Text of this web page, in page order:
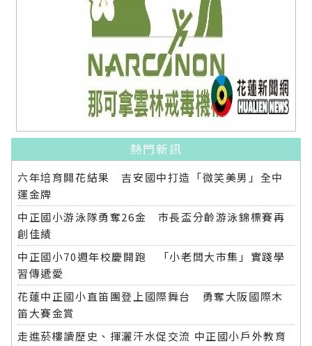
熱門新訊
六年培育開花結果 吉安國中打造「微笑美男」全中
運金牌
中正國小游泳隊勇奪26金 市長盃分齡游泳錦標賽再
創佳績
中正國小70週年校慶開跑 「小老闆大市集」實踐學
習傳遞愛
花蓮中正國小直笛團登上國際舞台 勇奪大阪國際木
笛大賽金賞
走進菸樓讀歷史、揮灑汗水促交流 中正國小戶外教育